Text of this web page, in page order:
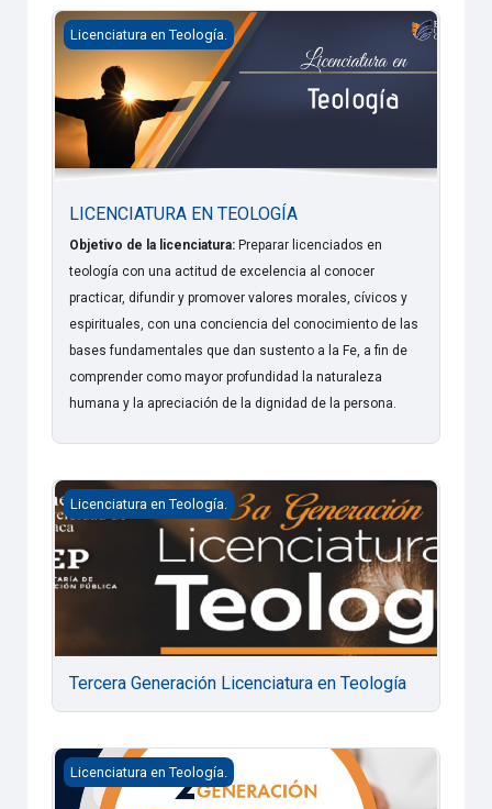
LICENCIATURA EN TEOLOGÍA
Licenciatura en Teología.
LICENCIATURA EN TEOLOGÍA
Objetivo de la licenciatura: Preparar licenciados en
teología con una actitud de excelencia al conocer
practicar, difundir y promover valores morales, cívicos y
espirituales, con una conciencia del conocimiento de las
bases fundamentales que dan sustento a la Fe, a fin de
comprender como mayor profundidad la naturaleza
humana y la apreciación de la dignidad de la persona.
Tercera Generación Licenciatura en Teología
Licenciatura en Teología.
Tercera Generación Licenciatura en Teología
Segunda Generación de la Licenciatura en Teología
Licenciatura en Teología.